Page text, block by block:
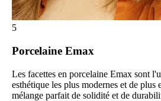
5
Porcelaine Emax
Les facettes en porcelaine Emax sont
esthétique les plus modernes et de plus
mélange parfait de solidité et de